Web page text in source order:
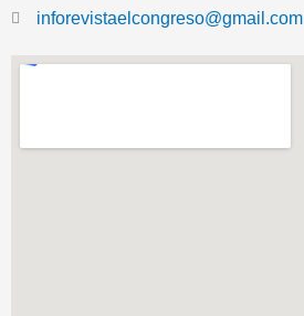
inforevistaelcongreso@gmail.com